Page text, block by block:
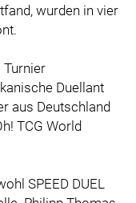
wurden in vier
Turnier
Duellant
aus Deutschland
TCG World
SPEED DUEL